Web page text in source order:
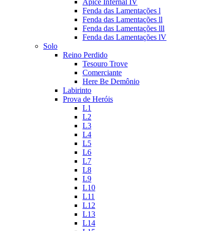
Ápice Infernal IV
Fenda das Lamentações l
Fenda das Lamentações ll
Fenda das Lamentações lll
Fenda das Lamentações lV
Solo
Reino Perdido
Tesouro Trove
Comerciante
Here Be Demônio
Labirinto
Prova de Heróis
L1
L2
L3
L4
L5
L6
L7
L8
L9
L10
L11
L12
L13
L14